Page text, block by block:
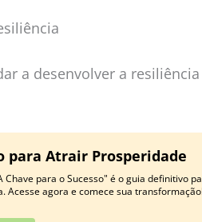
a desenvolver a
para Atrair Prosperidade
Chave para o Sucesso" é o guia definitivo
Acesse agora e comece sua